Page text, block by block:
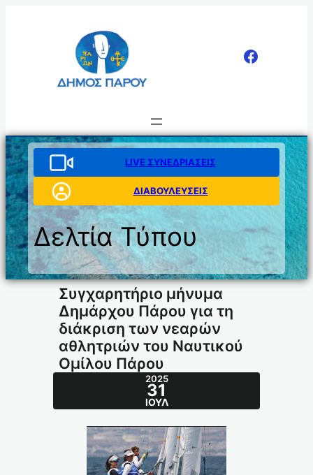
LIVE ΣΥΝΕΔΡΙΑΣΕΙΣ
ΔΙΑΒΟΥΛΕΥΣΕΙΣ
Δελτία Τύπου
Συγχαρητήριο μήνυμα
Δημάρχου Πάρου για τη
διάκριση των νεαρών
αθλητριών του Ναυτικού
Ομίλου Πάρου
2025
31
ΙΟΎΛ